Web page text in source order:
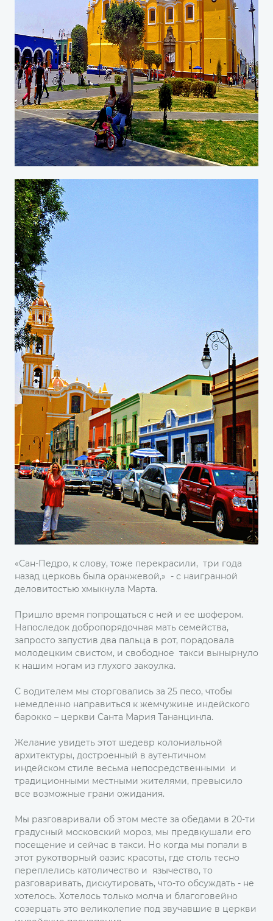
«Сан-Педро, к слову, тоже перекрасили, три года
назад церковь была оранжевой,» - с наигранной
деловитостью хмыкнула Марта.
Пришло время попрощаться с ней и ее шофером.
Напоследок добропорядочная мать семейства,
запросто запустив два пальца в рот, порадовала
молодецким свистом, и свободное такси вынырнуло
к нашим ногам из глухого закоулка.
С водителем мы сторговались за 25 песо, чтобы
немедленно направиться к жемчужине индейского
барокко – церкви Санта Мария Тананцинла.
Желание увидеть этот шедевр колониальной
архитектуры, достроенный в аутентичном
индейском стиле весьма непосредственными и
традиционными местными жителями, превысило
все возможные грани ожидания.
Мы разговаривали об этом месте за обедами в 20-ти
градусный московский мороз, мы предвкушали его
посещение и сейчас в такси. Но когда мы попали в
этот рукотворный оазис красоты, где столь тесно
переплелись католичество и язычество, то
разговаривать, дискутировать, что-то обсуждать - не
хотелось. Хотелось только молча и благоговейно
созерцать это великолепие под звучавшие в церкви